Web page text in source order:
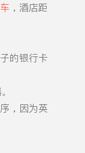
，酒店距
的银行卡
，因为英